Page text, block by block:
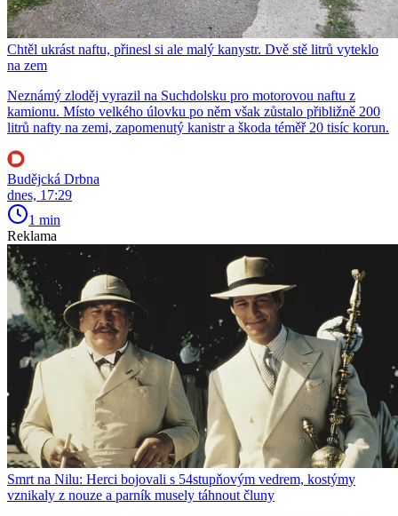
Chtěl ukrást naftu, přinesl si ale malý kanystr. Dvě stě litrů vyteklo
na zem
Neznámý zloděj vyrazil na Suchdolsku pro motorovou naftu z
kamionu. Místo velkého úlovku po něm však zůstalo přibližně 200
litrů nafty na zemi, zapomenutý kanistr a škoda téměř 20 tisíc korun.
Budějcká Drbna
dnes, 17:29
1 min
Reklama
Smrt na Nilu: Herci bojovali s 54stupňovým vedrem, kostýmy
vznikaly z nouze a parník musely táhnout čluny